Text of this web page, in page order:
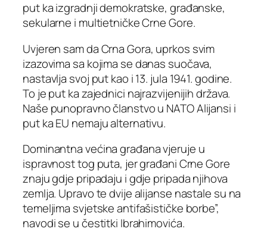
put ka izgradnji demokratske, građanske,
sekularne i multietničke Crne Gore.
Uvjeren sam da Crna Gora, uprkos svim
izazovima sa kojima se danas suočava,
nastavlja svoj put kao i 13. jula 1941. godine.
To je put ka zajednici najrazvijenijih država.
Naše punopravno članstvo u NATO Alijansi i
put ka EU nemaju alternativu.
Dominantna većina građana vjeruje u
ispravnost tog puta, jer građani Crne Gore
znaju gdje pripadaju i gdje pripada njihova
zemlja. Upravo te dvije alijanse nastale su na
temeljima svjetske antifašističke borbe”,
navodi se u čestitki Ibrahimovića.